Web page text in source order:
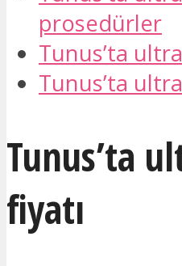
prosedürler
Tunus’ta
Tunus’ta
Tunus’ta
fiyatı